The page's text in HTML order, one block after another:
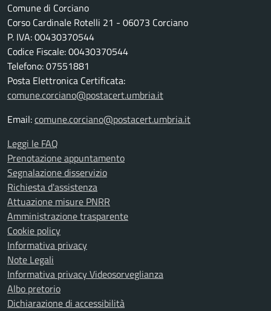
Comune di Corciano
Corso Cardinale Rotelli 21 - 06073 Corciano
P. IVA: 00430370544
Codice Fiscale: 00430370544
Telefono: 07551881
Posta Elettronica Certificata:
comune.corciano@postacert.umbria.it
Email:comune.corciano@postacert.umbria.it
Leggi le FAQ
Prenotazione appuntamento
Segnalazione disservizio
Richiesta d'assistenza
Attuazione misure PNRR
Amministrazione trasparente
Cookie policy
Informativa privacy
Note Legali
Informativa privacy Videosorveglianza
Albo pretorio
Dichiarazione di accessibilità